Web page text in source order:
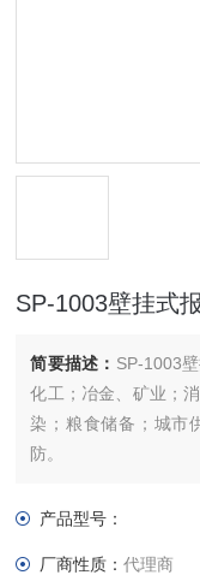
SP-1003壁挂式
简要描述： SP-1003
化工；冶金、矿业；
染；粮食储备；城市
防。
产品型号：
厂商性质：代理商